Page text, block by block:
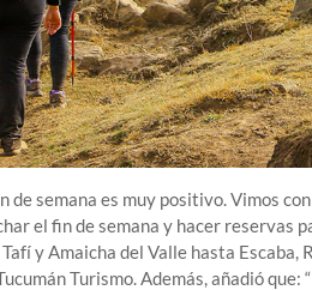
de semana es muy positivo. Vimos
el fin de semana y hacer reservas
y Amaicha del Valle hasta Escaba,
Turismo. Además, añadió